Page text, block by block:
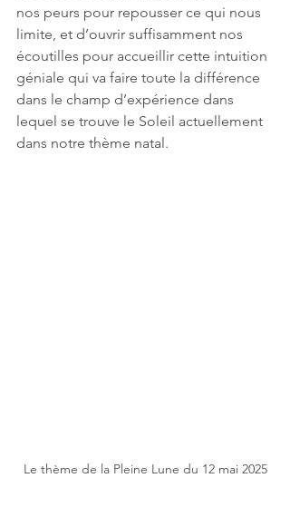
nos peurs pour repousser ce qui nous
limite, et d’ouvrir suffisamment nos
écoutilles pour accueillir cette intuition
géniale qui va faire toute la différence
dans le champ d’expérience dans
lequel se trouve le Soleil actuellement
dans notre thème natal.
Le thème de la Pleine Lune du 12 mai 2025